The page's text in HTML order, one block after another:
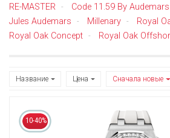
RE-MASTER - Code 11.59 By
Jules Audemars - Millenary - Royal
Royal Oak Concept - Royal Oak
Название Цена Сначала новые
10-40%